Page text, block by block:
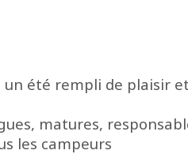
été rempli de plaisir
matures,
les campeurs